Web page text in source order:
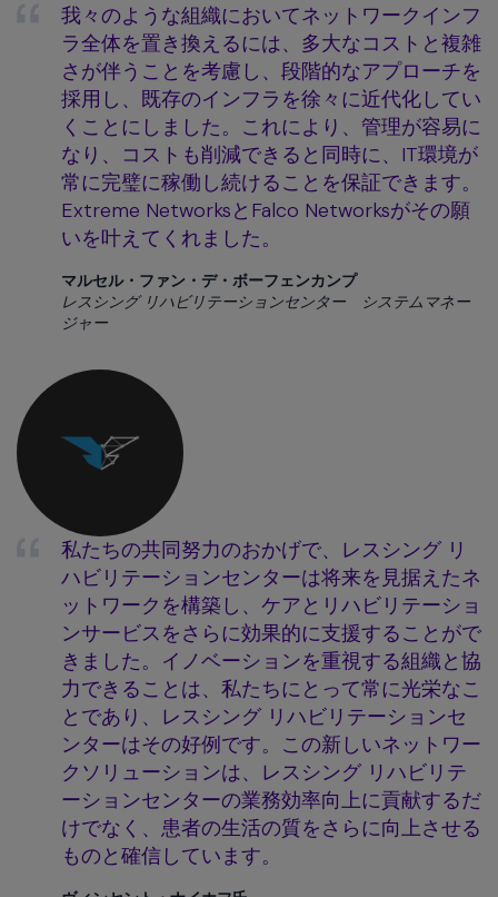
我々のような組織においてネットワークインフ
ラ全体を置き換えるには、多大なコストと複雑
さが伴うことを考慮し、段階的なアプローチを
採用し、既存のインフラを徐々に近代化してい
くことにしました。これにより、管理が容易に
なり、コストも削減できると同時に、IT環境が
常に完璧に稼働し続けることを保証できます。
Extreme NetworksとFalco Networksがその願
いを叶えてくれました。
マルセル・ファン・デ・ボーフェンカンプ
レスシング リハビリテーションセンター システムマネー
ジャー
私たちの共同努力のおかげで、レスシング リ
ハビリテーションセンターは将来を見据えたネ
ットワークを構築し、ケアとリハビリテーショ
ンサービスをさらに効果的に支援することがで
きました。イノベーションを重視する組織と協
力できることは、私たちにとって常に光栄なこ
とであり、レスシング リハビリテーションセ
ンターはその好例です。この新しいネットワー
クソリューションは、レスシング リハビリテ
ーションセンターの業務効率向上に貢献するだ
けでなく、患者の生活の質をさらに向上させる
ものと確信しています。